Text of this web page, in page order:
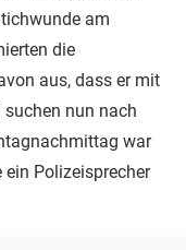
am
die
aus, dass er mit
nun nach
war
ein Polizeisprecher